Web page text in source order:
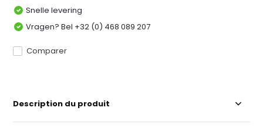
Snelle levering
Vragen? Bel +32 (0) 468 089 207
Comparer
Description du produit